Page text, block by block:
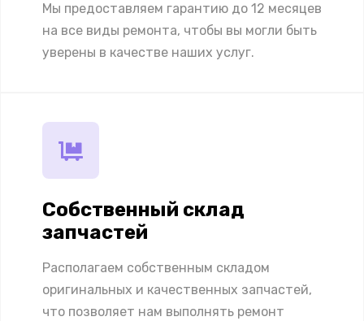
Мы предоставляем гарантию до 12 месяцев
на все виды ремонта, чтобы вы могли быть
уверены в качестве наших услуг.
Собственный склад
запчастей
Располагаем собственным складом
оригинальных и качественных запчастей,
что позволяет нам выполнять ремонт